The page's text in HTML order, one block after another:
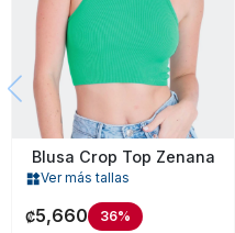
Blusa Crop Top Zenana
widgetsVer más tallas
₡5,660 36%